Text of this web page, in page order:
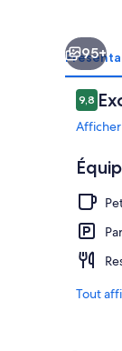
95+
Avis
9,89,8 sur
Afficher
Tout